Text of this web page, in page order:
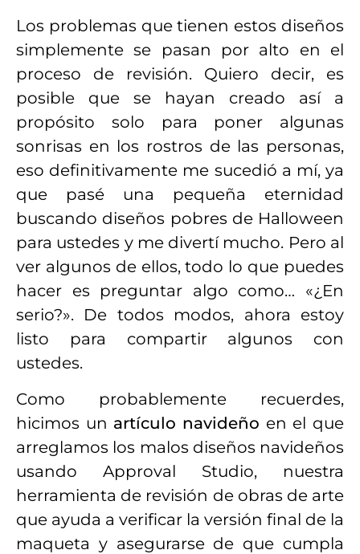
Los problemas que tienen estos diseños
simplemente se pasan por alto en el
proceso de revisión. Quiero decir, es
posible que se hayan creado así a
propósito solo para poner algunas
sonrisas en los rostros de las personas,
eso definitivamente me sucedió a mí, ya
que pasé una pequeña eternidad
buscando diseños pobres de Halloween
para ustedes y me divertí mucho. Pero al
ver algunos de ellos, todo lo que puedes
hacer es preguntar algo como… «¿En
serio?». De todos modos, ahora estoy
listo para compartir algunos con
ustedes.
Como probablemente recuerdes,
hicimos un artículo navideño en el que
arreglamos los malos diseños navideños
usando Approval Studio, nuestra
herramienta de revisión de obras de arte
que ayuda a verificar la versión final de la
maqueta y asegurarse de que cumpla